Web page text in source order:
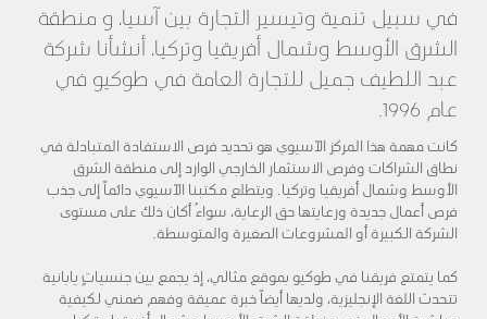
في سبيل تنمية وتيسير التجارة بين آسيا، و منطقة
الشرق الأوسط وشمال أفريقيا وتركيا، أنشأنا شركة
عبد اللطيف جميل للتجارة العامة في طوكيو في
عام 1996.
كانت مهمة هذا المركز الآسيوي هو تحديد فرص الاستفادة المتبادلة في
نطاق الشراكات وفرص الاستثمار الخارجي الوارد إلى منطقة الشرق
الأوسط وشمال أفريقيا وتركيا. ويتطلع مكتبنا الآسيوي دائماً إلى جذب
فرص أعمال جديدة ورعايتها حق الرعاية، سواءُ أكان ذلك على مستوى
الشركة الكبيرة أو المشروعات الصغيرة والمتوسطة.
كما يتمتع فريقنا في طوكيو بموقع مثالي، إذ يجمع بين جنسياتٍ يابانية
تتحدث اللغة الإنجليزية، ولديها أيضاً خبرة عميقة وفهم ضمني لكيفية